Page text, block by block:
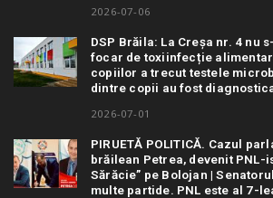
2026-07-06
DSP Brăila: La Creșa nr. 4 nu
focar de toxiinfecție
copiilor a trecut testele
dintre copii au fost
2026-07-01
PIRUETĂ POLITICĂ. Cazul
brăilean Petrea, devenit PNL-
Sărăcie” pe Bolojan |
multe partide. PNL este al 7-